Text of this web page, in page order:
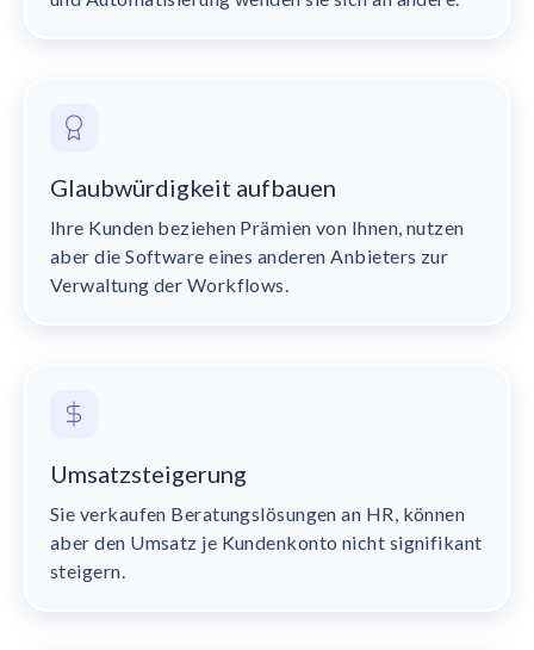
Glaubwürdigkeit aufbauen
Ihre Kunden beziehen Prämien von Ihnen, nutzen
aber die Software eines anderen Anbieters zur
Verwaltung der Workflows.
Umsatzsteigerung
Sie verkaufen Beratungslösungen an HR, können
aber den Umsatz je Kundenkonto nicht signifikant
steigern.